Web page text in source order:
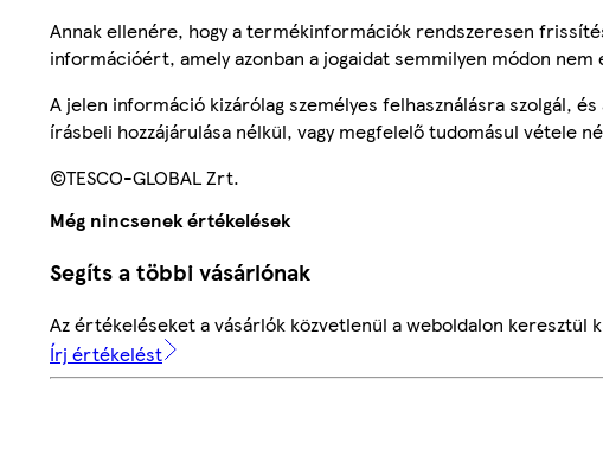
Annak ellenére, hogy a termékinformációk rendszeresen
információért, amely azonban a jogaidat semmilyen módon nem
A jelen információ kizárólag személyes felhasználásra szolgál,
írásbeli hozzájárulása nélkül, vagy megfelelő tudomásul vétele
©TESCO-GLOBAL Zrt.
Még nincsenek értékelések
Segíts a többi vásárlónak
Az értékeléseket a vásárlók közvetlenül a weboldalon keresztül
Írj értékelést